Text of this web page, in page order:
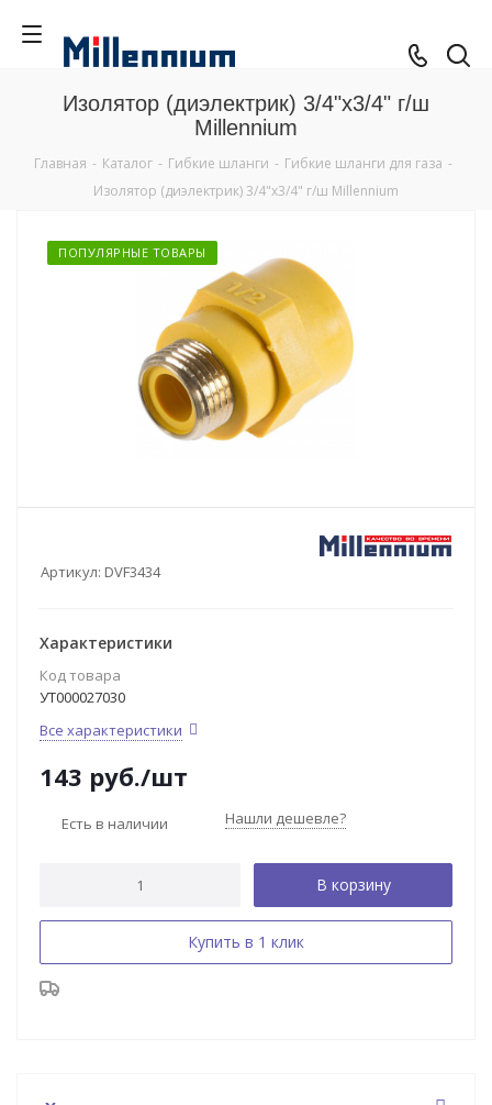
Изолятор (диэлектрик) 3/4"x3/4" г/ш
Millennium
Главная - Каталог - Гибкие шланги - Гибкие шланги для газа -
Изолятор (диэлектрик) 3/4"x3/4" г/ш Millennium
ПОПУЛЯРНЫЕ ТОВАРЫ
Артикул: DVF3434
Характеристики
Код товара
УТ000027030
Все характеристики
143 руб./шт
Есть в наличии Нашли дешевле?
В корзину
Купить в 1 клик